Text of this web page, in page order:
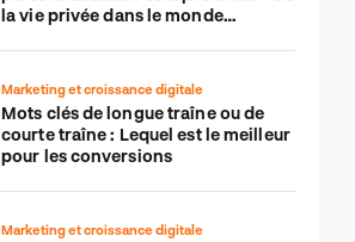
la vie privée dans le monde
Marketing et croissance digitale
Mots clés de longue traîne ou de
courte traîne : Lequel est le meilleur
pour les conversions
Marketing et croissance digitale